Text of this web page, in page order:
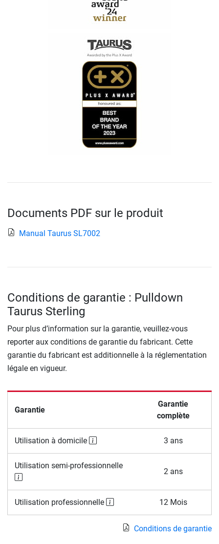
Documents PDF sur le produit
Manual Taurus SL7002
Conditions de garantie : Pulldown
Taurus Sterling
Pour plus d’information sur la garantie, veuillez-vous
reporter aux conditions de garantie du fabricant. Cette
garantie du fabricant est additionnelle à la réglementation
légale en vigueur.
Garantie
Garantie
complète
Utilisation à domicile 3 ans
Utilisation semi-professionnelle
2 ans
Utilisation professionnelle 12 Mois
Conditions de garantie